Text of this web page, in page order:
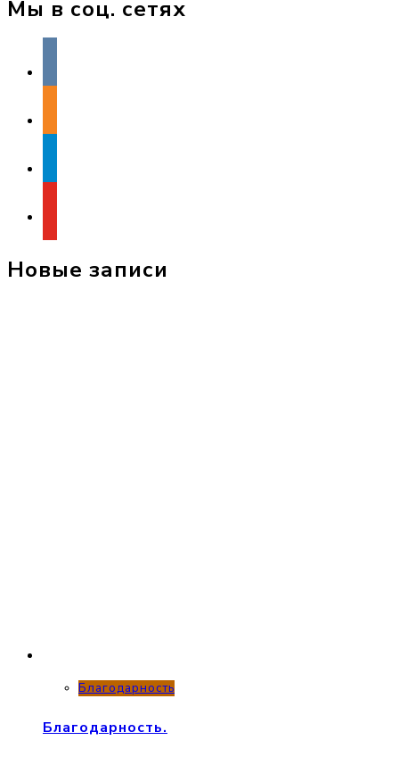
Мы в соц. сетях
Новые записи
Благодарность
Благодарность.